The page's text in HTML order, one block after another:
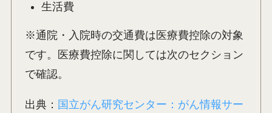
生活費
※通院・入院時の交通費は医療費控除の対象
です。医療費控除に関しては次のセクション
で確認。
出典： 国立がん研究センター：がん情報サー